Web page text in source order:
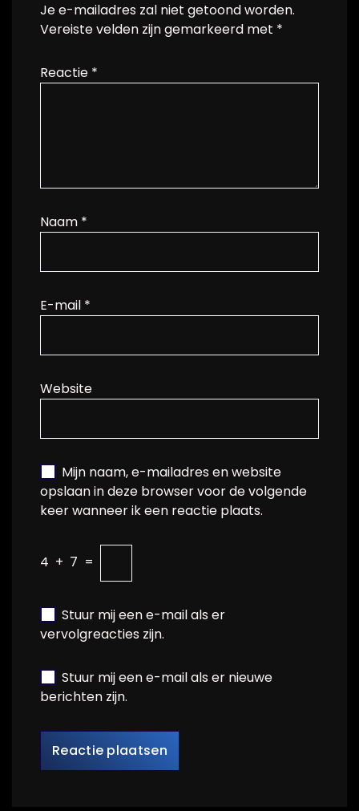
Je e-mailadres zal niet getoond worden.
Vereiste velden zijn gemarkeerd met *
Reactie *
Naam *
E-mail *
Website
Mijn naam, e-mailadres en website
opslaan in deze browser voor de volgende
keer wanneer ik een reactie plaats.
4 + 7 =
Stuur mij een e-mail als er
vervolgreacties zijn.
Stuur mij een e-mail als er nieuwe
berichten zijn.